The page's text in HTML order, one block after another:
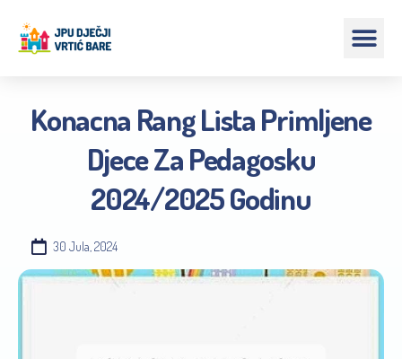
Konacna Rang Lista Primljene
Djece Za Pedagosku
2024/2025 Godinu
30 Jula, 2024